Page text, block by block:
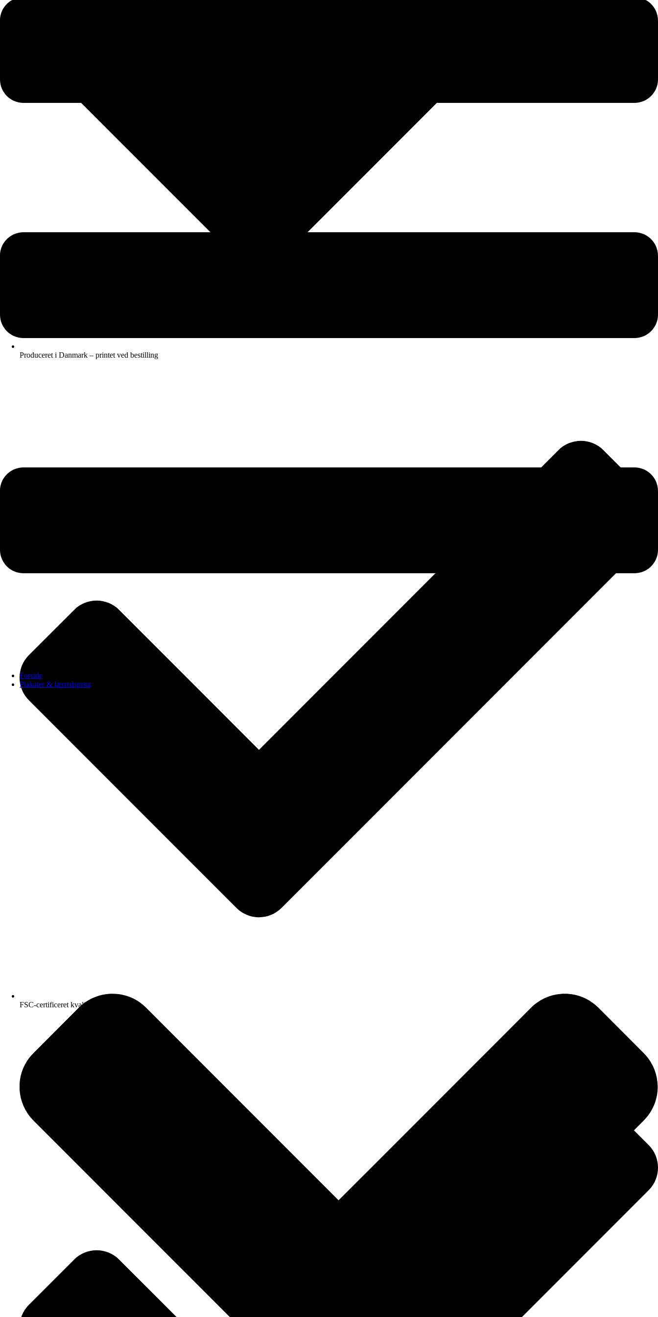
Forside
Plakater & lærredsprint
Produceret i Danmark – printet ved bestilling
FSC-certificeret kvalitetspapir